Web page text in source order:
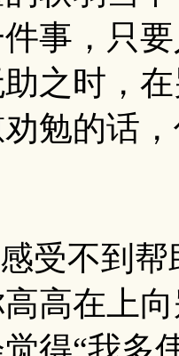
事，只
之时，
勉的话
不到帮
高在上